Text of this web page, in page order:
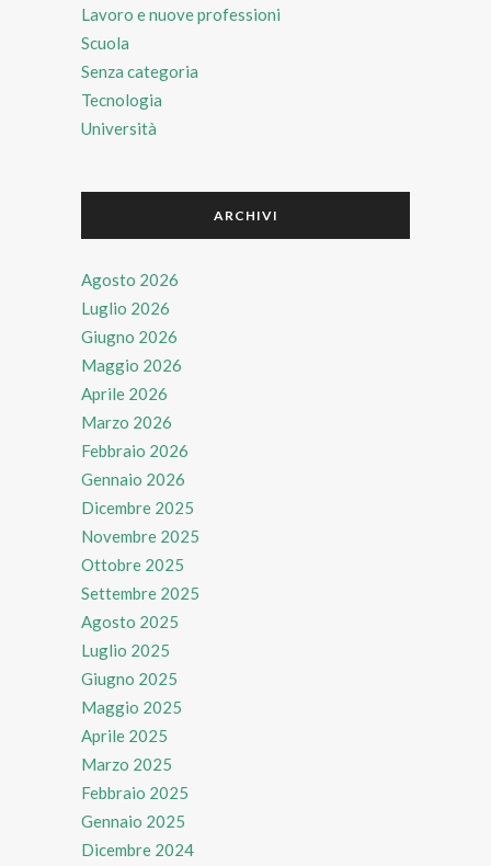
Lavoro e nuove professioni
Scuola
Senza categoria
Tecnologia
Università
ARCHIVI
Agosto 2026
Luglio 2026
Giugno 2026
Maggio 2026
Aprile 2026
Marzo 2026
Febbraio 2026
Gennaio 2026
Dicembre 2025
Novembre 2025
Ottobre 2025
Settembre 2025
Agosto 2025
Luglio 2025
Giugno 2025
Maggio 2025
Aprile 2025
Marzo 2025
Febbraio 2025
Gennaio 2025
Dicembre 2024